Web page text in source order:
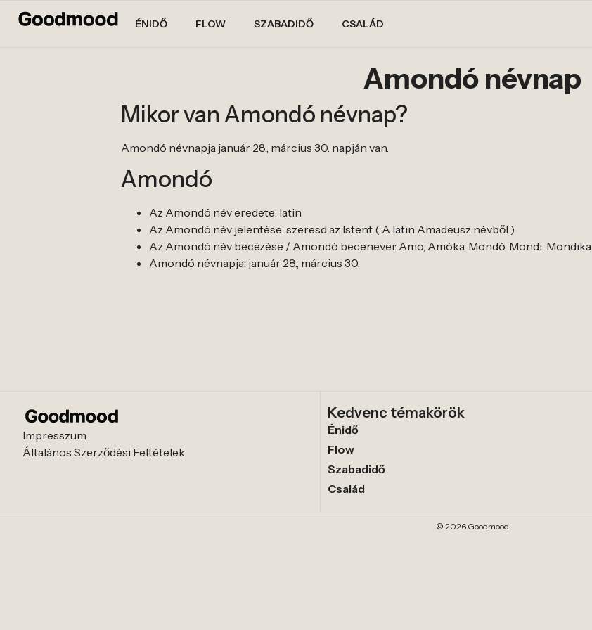
ÉNIDŐ FLOW SZABADIDŐ CSALÁD
Amondó névnap
Mikor van Amondó névnap?
Amondó névnapja január 28., március 30. napján van.
Amondó
Az Amondó név eredete: latin
Az Amondó név jelentése: szeresd az Istent ( A latin Amadeusz névből )
Az Amondó név becézése / Amondó becenevei: Amo, Amóka, Mondó, Mondi, Mondika
Amondó névnapja: január 28., március 30.
Impresszum
Általános Szerződési Feltételek
Kedvenc témakörök
Énidő
Flow
Szabadidő
Család
© 2026 Goodmood